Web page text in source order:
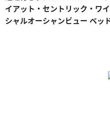
イアット・セントリック・ワ
シャルオーシャンビュー ベッ